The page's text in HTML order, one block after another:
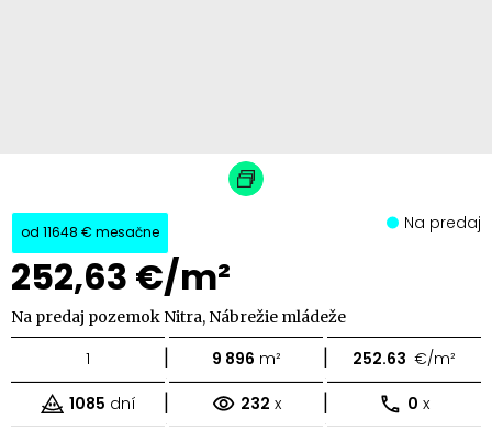
od 11648 € mesačne
252,63 €/m²
Na predaj
Na predaj pozemok Nitra, Nábrežie mládeže
1 | 9 896 m² | 252.63 €/m²
1085 dní | 232 x | 0 x